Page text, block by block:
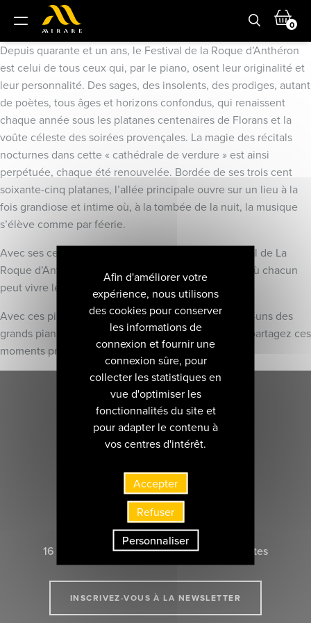
0
Depuis quarante et un ans, le Festival de la Roque d’Anthéron
est celui de tous ceux qui, par le piano, osent leur originalité et
leur personnalité. Des sages, des insolents, des prodiges, autant
de poètes, tous âges et horizons confondus, qui renaissent
chaque année sous les platanes centenaires de Florans et la
voûte céleste des soirées provençales. La magie des récitals
nocturnes dans cette « cathédrale de verdure » est ainsi
perpétuée, chaque été renouvelée. Bordée de ses trois cent
soixante-cinq platanes, l’allée principale ouvre sur un lieu à la
fois grandiose et intime où, à la tombée de la nuit, la musique
s’élève comme par féerie.
Avec ses cent concerts, classiques et jazz, le Festival de La
Roque d’Anthéron, apparaît comme un lieu unique où chacun
peut vivre le piano comme il le rêve.
Avec ces pièces choisies, interprétées par quelques-uns des
grands pianistes et révélations du Festival, vivez et partagez ces
moments privilégiés de musiques nocturnes.
CONTACTEZ-NOUS
16 rue Marie-Anne du Boccage 44000 Nantes
INSCRIVEZ-VOUS À LA NEWSLETTER
Afin d'améliorer votre
expérience, nous utilisons
des cookies pour conserver
les informations de
connexion et fournir une
connexion sûre, pour
collecter les statistiques en
vue d'optimiser les
fonctionnalités du site et
pour adapter le contenu à
vos centres d'intérêt.
Accepter
Refuser
Personnaliser